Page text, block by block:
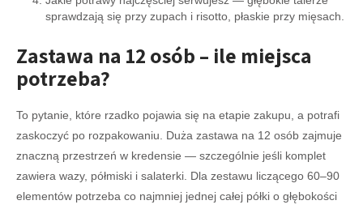
sprawdzają się przy zupach i risotto, płaskie przy mięsach.
Zastawa na 12 osób – ile miejsca
potrzeba?
To pytanie, które rzadko pojawia się na etapie zakupu, a potrafi
zaskoczyć po rozpakowaniu. Duża zastawa na 12 osób zajmuje
znaczną przestrzeń w kredensie — szczególnie jeśli komplet
zawiera wazy, półmiski i salaterki. Dla zestawu liczącego 60–90
elementów potrzeba co najmniej jednej całej półki o głębokości